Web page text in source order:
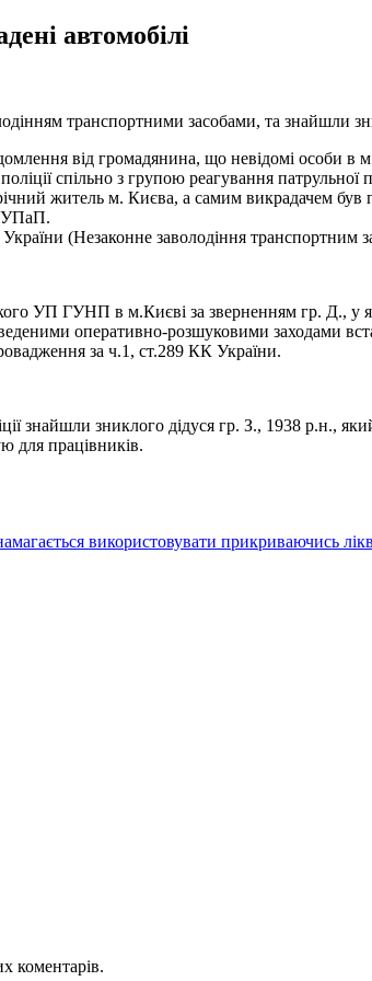
автомобілі
транспортними засобами, та знайшли
від громадянина, що невідомі особи в
спільно з групою реагування патрульної
житель м. Києва, а самим викрадачем був
(Незаконне заволодіння транспортним
УП ГУНП в м.Києві за зверненням гр. Д.,
оперативно-розшуковими заходами
за ч.1, ст.289 КК України.
знайшли зниклого дідуся гр. З., 1938 р.н.,
для працівників.
використовувати прикриваючись
коментарів.